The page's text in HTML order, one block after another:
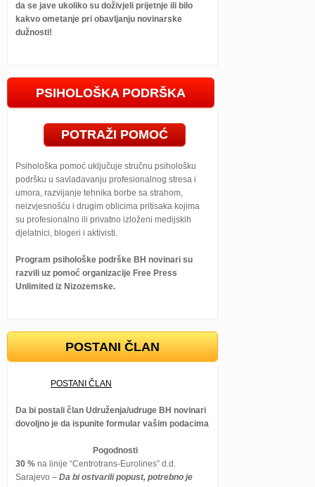
da se jave ukoliko su doživjeli prijetnje ili bilo
kakvo ometanje pri obavljanju novinarske
dužnosti!
PSIHOLOŠKA PODRŠKA
POTRAŽI POMOĆ
Psihološka pomoć uključuje stručnu psihološku
podršku u savladavanju profesionalnog stresa i
umora, razvijanje tehnika borbe sa strahom,
neizvjesnošću i drugim oblicima pritisaka kojima
su profesionalno ili privatno izloženi medijskih
djelatnici, blogeri i aktivisti.
Program psihološke podrške BH novinari su
razvili uz pomoć organizacije Free Press
Unlimited iz Nizozemske.
POSTANI ČLAN
POSTANI ČLAN
Da bi postali član Udruženja/udruge BH novinari
dovoljno je da ispunite formular vašim podacima
Pogodnosti
30 % na linije “Centrotrans-Eurolines” d.d.
Sarajevo – Da bi ostvarili popust, potrebno je